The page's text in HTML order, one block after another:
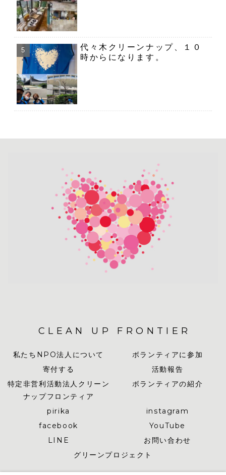
代々木クリーンナップ、１０
時からになります。
CLEAN UP FRONTIER
私たちNPO法人について
ボランティアに参加
寄付する
活動報告
特定非営利活動法人クリーン
ナップフロンティア
ボランティアの紹介
pirika
instagram
facebook
YouTube
LINE
お問い合わせ
グリーンプロジェクト